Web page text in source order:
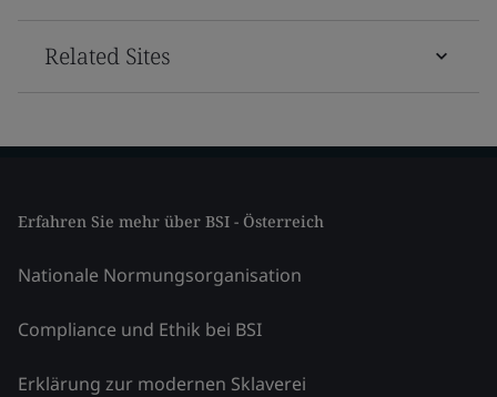
Related Sites
Erfahren Sie mehr über BSI - Österreich
Nationale Normungsorganisation
Compliance und Ethik bei BSI
Erklärung zur modernen Sklaverei